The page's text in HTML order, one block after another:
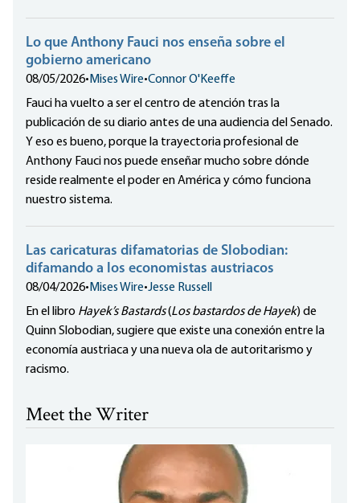
Lo que Anthony Fauci nos enseña sobre el
gobierno americano
08/05/2026• Mises Wire•Connor O'Keeffe
Fauci ha vuelto a ser el centro de atención tras la
publicación de su diario antes de una audiencia del Senado.
Y eso es bueno, porque la trayectoria profesional de
Anthony Fauci nos puede enseñar mucho sobre dónde
reside realmente el poder en América y cómo funciona
nuestro sistema.
Las caricaturas difamatorias de Slobodian:
difamando a los economistas austriacos
08/04/2026• Mises Wire•Jesse Russell
En el libro Hayek’s Bastards(Los bastardos de Hayek) de
Quinn Slobodian, sugiere que existe una conexión entre la
economía austriaca y una nueva ola de autoritarismo y
racismo.
Meet the Writer